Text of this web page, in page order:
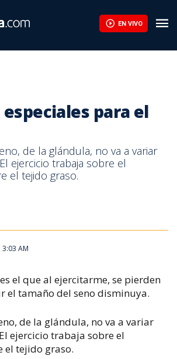
EN VIVO
para el
de la glándula, no va a variar
ejercicio trabaja sobre el
el tejido graso.
AM
el que al ejercitarme, se pierden
el tamaño del seno disminuya.
de la glándula, no va a variar
ejercicio trabaja sobre el
el tejido graso.